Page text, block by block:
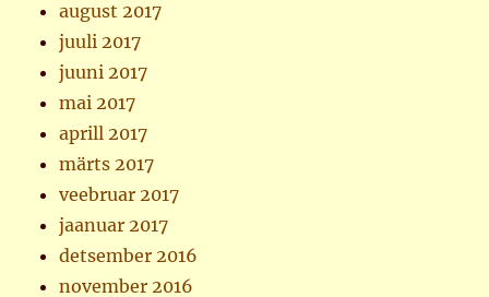
august 2017
juuli 2017
juuni 2017
mai 2017
aprill 2017
märts 2017
veebruar 2017
jaanuar 2017
detsember 2016
november 2016